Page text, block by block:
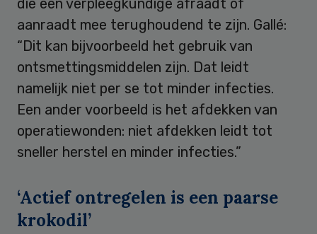
die een verpleegkundige afraadt of
aanraadt mee terughoudend te zijn. Gallé:
“Dit kan bijvoorbeeld het gebruik van
ontsmettingsmiddelen zijn. Dat leidt
namelijk niet per se tot minder infecties.
Een ander voorbeeld is het afdekken van
operatiewonden: niet afdekken leidt tot
sneller herstel en minder infecties.”
‘Actief ontregelen is een paarse
krokodil’